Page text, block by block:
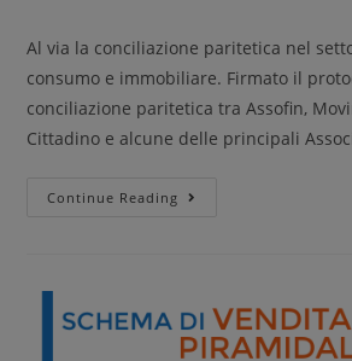
Al via la conciliazione paritetica nel
consumo e immobiliare. Firmato il
conciliazione paritetica tra Assofin,
Cittadino e alcune delle principali
Continue Reading